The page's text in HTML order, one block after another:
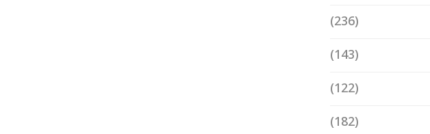
(236)
(143)
(122)
(182)